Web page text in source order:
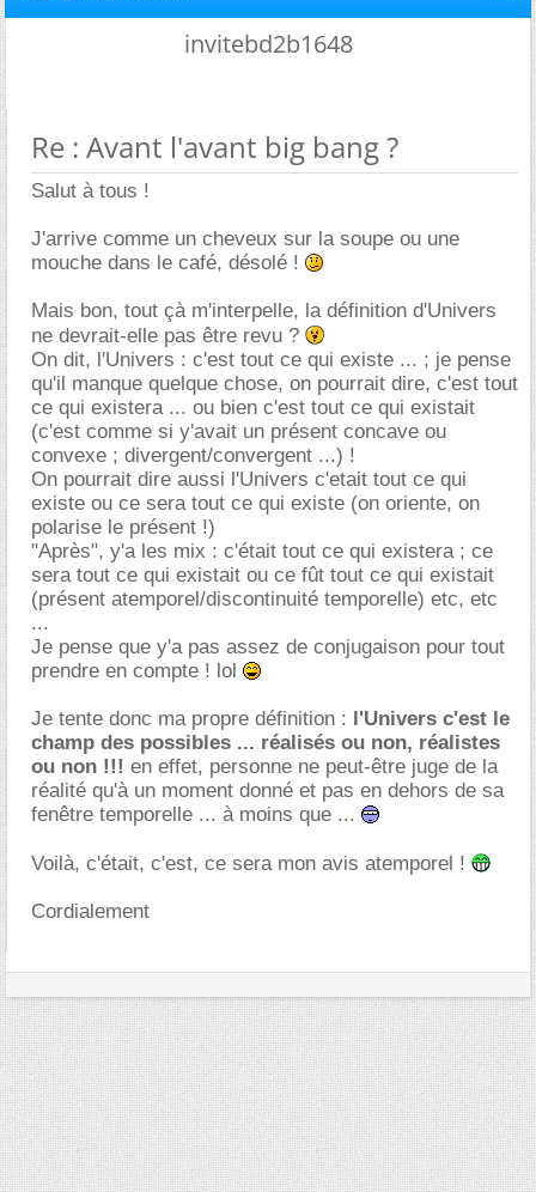
invitebd2b1648
Re : Avant l'avant big bang ?
Salut à tous !
J'arrive comme un cheveux sur la soupe ou une
mouche dans le café, désolé !
Mais bon, tout çà m'interpelle, la définition d'Univers
ne devrait-elle pas être revu ?
On dit, l'Univers : c'est tout ce qui existe ... ; je pense
qu'il manque quelque chose, on pourrait dire, c'est tout
ce qui existera ... ou bien c'est tout ce qui existait
(c'est comme si y'avait un présent concave ou
convexe ; divergent/convergent ...) !
On pourrait dire aussi l'Univers c'etait tout ce qui
existe ou ce sera tout ce qui existe (on oriente, on
polarise le présent !)
"Après", y'a les mix : c'était tout ce qui existera ; ce
sera tout ce qui existait ou ce fût tout ce qui existait
(présent atemporel/discontinuité temporelle) etc, etc
...
Je pense que y'a pas assez de conjugaison pour tout
prendre en compte ! lol
Je tente donc ma propre définition : l'Univers c'est le
champ des possibles ... réalisés ou non, réalistes
ou non !!! en effet, personne ne peut-être juge de la
réalité qu'à un moment donné et pas en dehors de sa
fenêtre temporelle ... à moins que ...
Voilà, c'était, c'est, ce sera mon avis atemporel !
Cordialement